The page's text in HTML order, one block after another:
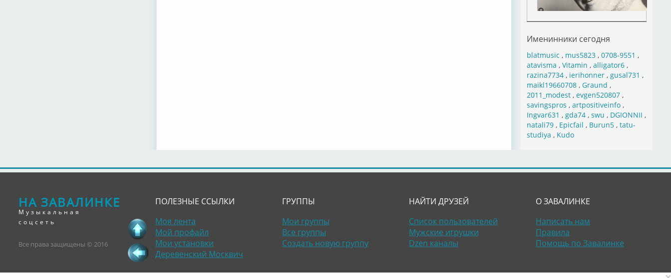
Именинники сегодня
blatmusic , mus5823, 0708-9551 ,
atavisma , Vitamin , alligator6,
razina7734, ierihonner, gusal731 ,
maikl19660708, Graund ,
2011_modest, evgen520807,
savingspros , artpositiveinfo,
Ingvar631 , gda74, swu , DGIONNII ,
natali79, Epicfail , Burun5, tatu-
studiya , Kudo
НА ЗАВАЛИНКЕ
Музыкальная
соцсеть
Все права защищены © 2016
ПОЛЕЗНЫЕ ССЫЛКИ
Моя лента
Мой профайл
Мои установки
Деревенский Москвич
ГРУППЫ
Мои группы
Все группы
Создать новую группу
НАЙТИ ДРУЗЕЙ
Список пользователей
Мужские игрушки
Dzen каналы
О ЗАВАЛИНКЕ
Написать нам
Правила
Помощь по Завалинке